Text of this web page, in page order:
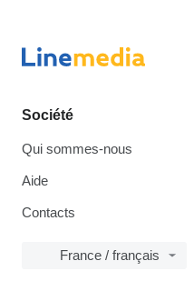
Société
Qui sommes-nous
Aide
Contacts
France / français